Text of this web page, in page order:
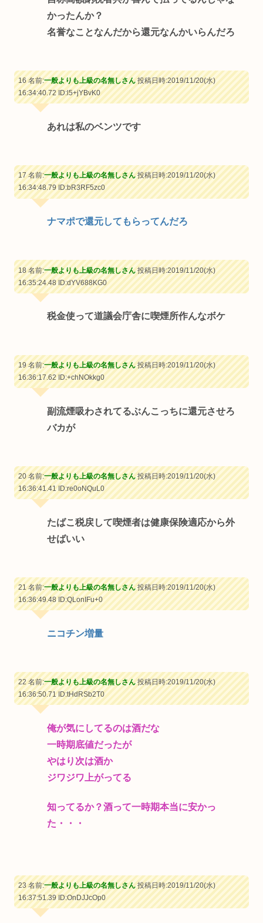
かったんか？
名誉なことなんだから還元なんかいらんだろ
16 名前:一般よりも上級の名無しさん投稿日時:2019/11/20(水)
16:34:40.72ID:l5+jYBvK0
あれは私のベンツです
17 名前:一般よりも上級の名無しさん投稿日時:2019/11/20(水)
16:34:48.79ID:bR3RF5zc0
ナマポで還元してもらってんだろ
18 名前:一般よりも上級の名無しさん投稿日時:2019/11/20(水)
16:35:24.48ID:dYV688KG0
税金使って道議会庁舎に喫煙所作んなボケ
19 名前:一般よりも上級の名無しさん投稿日時:2019/11/20(水)
16:36:17.62ID:+chNOkkg0
副流煙吸わされてるぶんこっちに還元させろ
バカが
20 名前:一般よりも上級の名無しさん投稿日時:2019/11/20(水)
16:36:41.41ID:re0oNQuL0
たばこ税戻して喫煙者は健康保険適応から外
せばいい
21 名前:一般よりも上級の名無しさん投稿日時:2019/11/20(水)
16:36:49.48ID:QLonIFu+0
ニコチン増量
22 名前:一般よりも上級の名無しさん投稿日時:2019/11/20(水)
16:36:50.71ID:tHdRSb2T0
俺が気にしてるのは酒だな
一時期底値だったが
やはり次は酒か
ジワジワ上がってる
知ってるか？酒って一時期本当に安かっ
た・・・
23 名前:一般よりも上級の名無しさん投稿日時:2019/11/20(水)
16:37:51.39ID:OnDJJcOp0